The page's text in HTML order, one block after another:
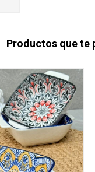
Productos que te